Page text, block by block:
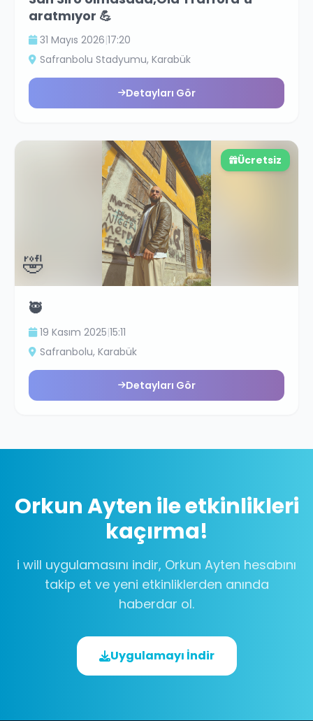
aratmıyor 💪
31 Mayıs 2026|17:20
Safranbolu Stadyumu, Karabük
Detayları Gör
Ücretsiz
🤣
🥷
19 Kasım 2025|15:11
Safranbolu, Karabük
Detayları Gör
Orkun Ayten ile etkinlikleri
kaçırma!
i will uygulamasını indir, Orkun Ayten hesabını
takip et ve yeni etkinliklerden anında
haberdar ol.
Uygulamayı İndir